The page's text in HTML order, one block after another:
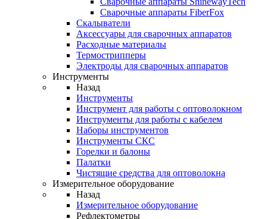
Cварочные аппараты FiberFox
Скалыватели
Аксессуары для сварочных аппаратов
Расходные материалы
Термострипперы
Электроды для сварочных аппаратов
Инструменты
Назад
Инструменты
Инструмент для работы с оптоволокном
Инструменты для работы с кабелем
Наборы инструментов
Инструменты СКС
Горелки и балоны
Палатки
Чистящие средства для оптоволокна
Измерительное оборудование
Назад
Измерительное оборудование
Рефлектометры